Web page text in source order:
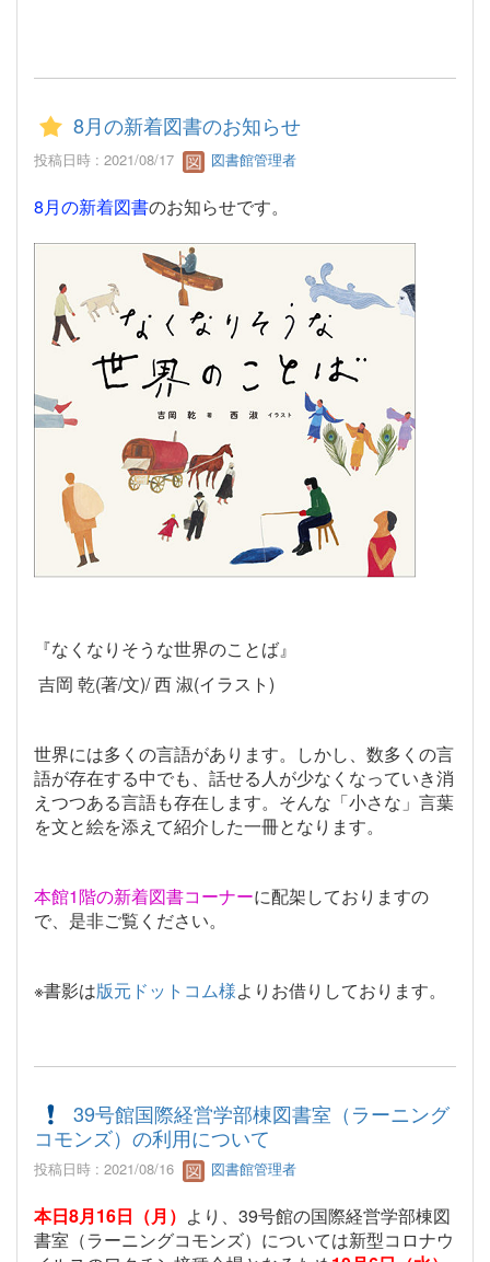
8月の新着図書のお知らせ
投稿日時 : 2021/08/17 図書館管理者
8月の新着図書のお知らせです。
『なくなりそうな世界のことば』
吉岡 乾(著/文)/西 淑(イラスト)
世界には多くの言語があります。しかし、数多くの言
語が存在する中でも、話せる人が少なくなっていき消
えつつある言語も存在します。そんな「小さな」言葉
を文と絵を添えて紹介した一冊となります。
本館1階の新着図書コーナーに配架しておりますの
で、是非ご覧ください。
※書影は版元ドットコム様よりお借りしております。
39号館国際経営学部棟図書室（ラーニング
コモンズ）の利用について
投稿日時 : 2021/08/16 図書館管理者
本日8月16日（月） より、39号館の国際経営学部棟図
書室（ラーニングコモンズ）については新型コロナウ